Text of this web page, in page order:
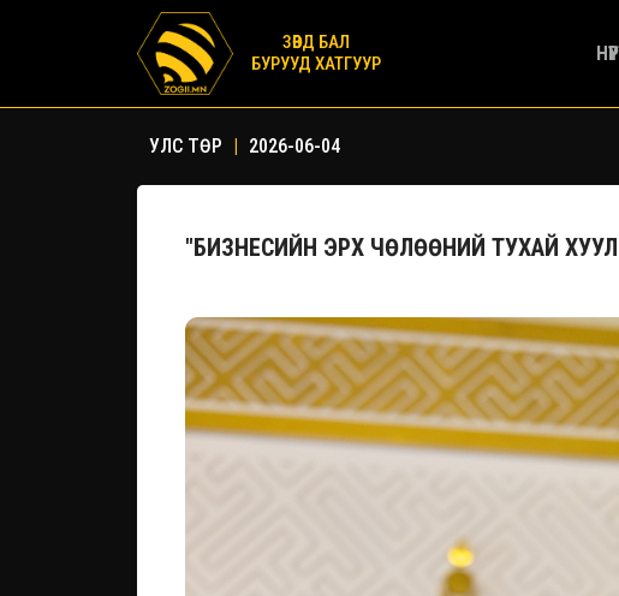
ЗӨВД БАЛ
БУРУУД ХАТГУУР
УЛС ТӨР | 2026-06-04
"БИЗНЕСИЙН ЭРХ ЧӨЛӨӨНИЙ ТУХАЙ